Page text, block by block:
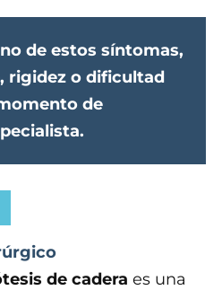
de estos síntomas,
rigidez o dificultad
de
de cadera es una